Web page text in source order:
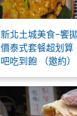
新北土城美食-饗
價泰式套餐超划算
吧吃到飽 （邀約）